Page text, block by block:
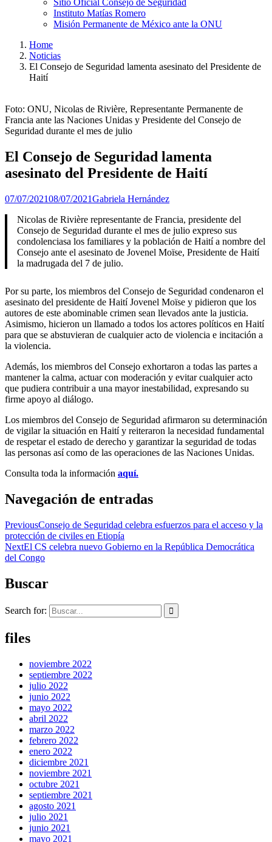
Sitio Oficial Consejo de Seguridad
Instituto Matías Romero
Misión Permanente de México ante la ONU
Home
Noticias
El Consejo de Seguridad lamenta asesinato del Presidente de
Haití
Foto: ONU, Nicolas de Rivière, Representante Permanente de
Francia ante las Naciones Unidas y Presidente del Consejo de
Seguridad durante el mes de julio
El Consejo de Seguridad lamenta
asesinato del Presidente de Haití
07/07/202108/07/2021Gabriela Hernández
Nicolas de Rivière representante de Francia, presidente del
Consejo de Seguridad durante el mes de julio expreso sus
condolenciasa los familiares y la población de Haití a nombre del
Consejo ante el asesinato de Jovenel Moïse, Presidente de Haití
la madrugada del 7 de julio.
Por su parte, los miembros del Consejo de Seguridad condenaron el
asesinato del presidente de Haití Jovenel Moïse y pidieron que los
autores de este abominable crimen sean llevados ante la justicia.
Asimismo, hicieron un llamado a todos los actores políticos en Haití
para que se abstuvieran de cualquier acto de violencia e incitación a
la violencia.
Además, los miembros del Consejo exhortaron a todas las partes a
mantener la calma, actuar con moderación y evitar cualquier acto
que pudiera contribuir a una mayor inestabilidad, expresando su
firme apoyo al diálogo.
Los miembros del Consejo de Seguridad afirmaron su determinación
de vigilar la situación en Haití y reiteraron la necesidad fundamental
de respetar el estado de derecho y garantizar la seguridad de todas
las personas así como de las operaciones de las Naciones Unidas.
Consulta toda la información aquí.
Navegación de entradas
PreviousConsejo de Seguridad celebra esfuerzos para el acceso y la
protección de civiles en Etiopía
NextEl CS celebra nuevo Gobierno en la República Democrática
del Congo
Buscar
Search for:
files
noviembre 2022
septiembre 2022
julio 2022
junio 2022
mayo 2022
abril 2022
marzo 2022
febrero 2022
enero 2022
diciembre 2021
noviembre 2021
octubre 2021
septiembre 2021
agosto 2021
julio 2021
junio 2021
mayo 2021